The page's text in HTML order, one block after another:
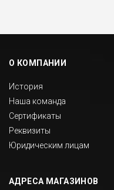
О КОМПАНИИ
История
Наша команда
Сертификаты
Реквизиты
Юридическим лицам
АДРЕСА МАГАЗИНОВ